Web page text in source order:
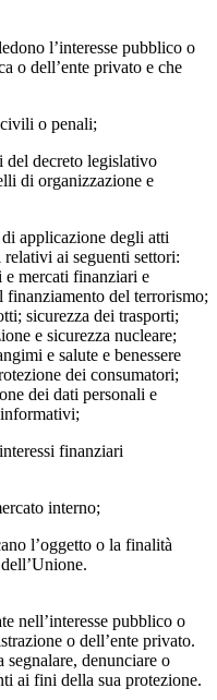
l’interesse pubblico o
o dell’ente privato e che
o penali;
del decreto legislativo
di organizzazione e
applicazione degli atti
ai seguenti settori:
mercati finanziari e
del terrorismo;
sicurezza dei trasporti;
e sicurezza nucleare;
e salute e benessere
dei consumatori;
dei dati personali e
finanziari
interno;
l’oggetto o la finalità
nell’interesse pubblico o
o dell’ente privato.
denunciare o
ai fini della sua protezione.